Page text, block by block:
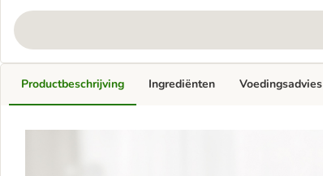
Productbeschrijving Ingrediënten Voedingsadvies